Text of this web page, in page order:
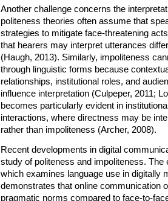
Another challenge concerns the
politeness theories often assume that
strategies to mitigate face-threatening
that hearers may interpret utterances
(Haugh, 2013). Similarly, impoliteness
through linguistic forms because
relationships, institutional roles, and
influence interpretation (Culpeper, 2011;
becomes particularly evident in
interactions, where directness may be
rather than impoliteness (Archer, 2008).
Recent developments in digital
study of politeness and impoliteness.
which examines language use in digitally
demonstrates that online communication
pragmatic norms compared to face-to-